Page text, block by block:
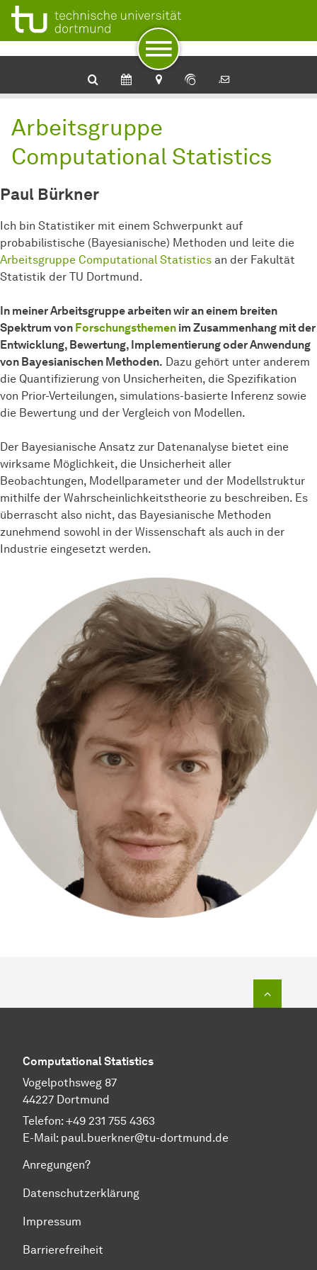
Zur Navigation
Zum Schnellzugriff
Zum Fuß der Seite mit weiteren Services
Zum Inhalt
Zur Startseite
Computational Statistics
Arbeitsgruppe
Computational Statistics
Paul Bürkner
Ich bin Statistiker mit einem Schwerpunkt auf
probabilistische (Bayesianische) Methoden und leite die
Arbeitsgruppe Computational Statistics an der Fakultät
Statistik der TU Dortmund.
In meiner Arbeitsgruppe arbeiten wir an einem breiten
Spektrum von Forschungsthemen im Zusammenhang mit der
Entwicklung, Bewertung, Implementierung oder Anwendung
von Bayesianischen Methoden. Dazu gehört unter anderem
die Quantifizierung von Unsicherheiten, die Spezifikation
von Prior-Verteilungen, simulations-basierte Inferenz sowie
die Bewertung und der Vergleich von Modellen.
Der Bayesianische Ansatz zur Datenanalyse bietet eine
wirksame Möglichkeit, die Unsicherheit aller
Beobachtungen, Modellparameter und der Modellstruktur
mithilfe der Wahrscheinlichkeitstheorie zu beschreiben. Es
überrascht also nicht, das Bayesianische Methoden
zunehmend sowohl in der Wissenschaft als auch in der
Industrie eingesetzt werden.
Computational Statistics
Vogelpothsweg 87
44227 Dortmund
Telefon: +49 231 755 4363
E-Mail: paul.buerkner@tu-dortmund.de
Anregungen?
Datenschutzerklärung
Impressum
Barrierefreiheit